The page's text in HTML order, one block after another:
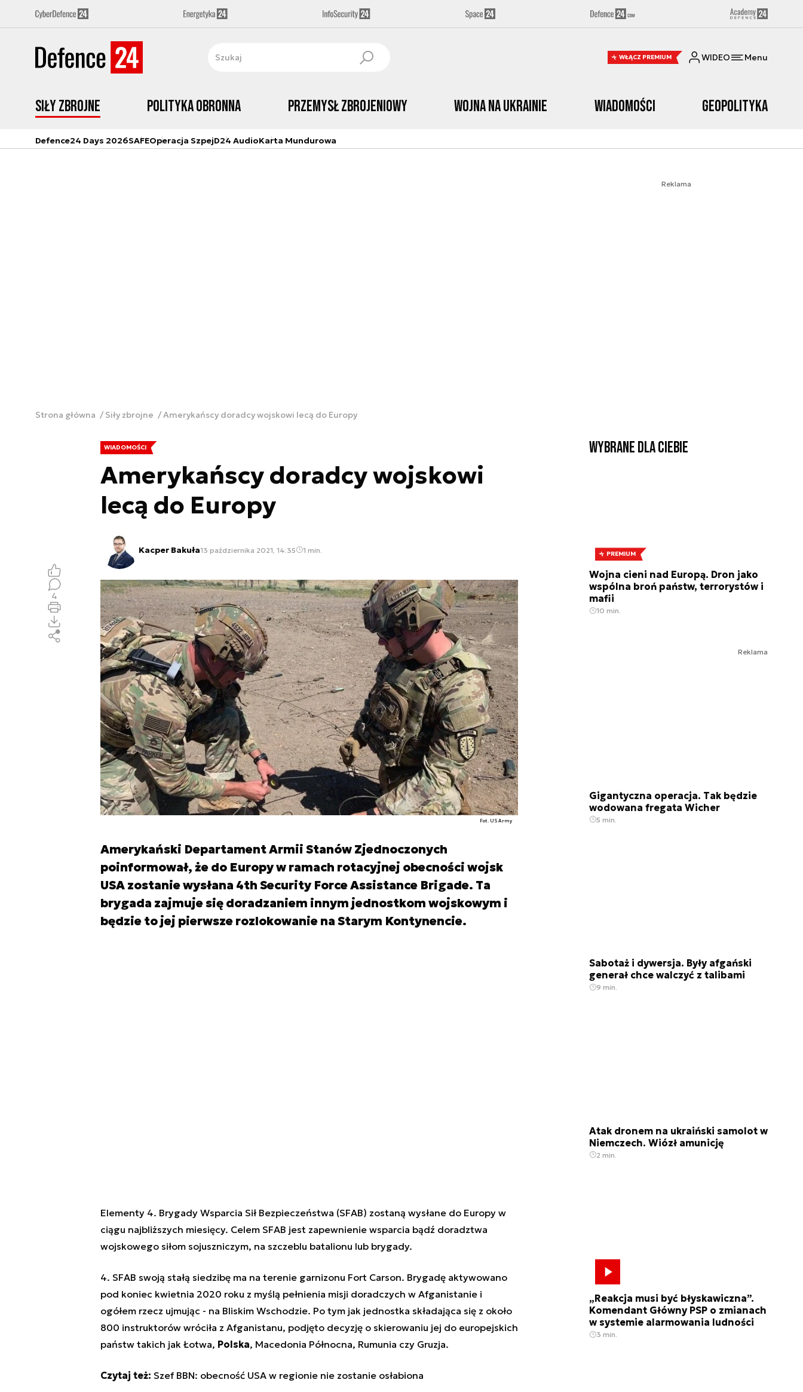
WŁĄCZ PREMIUM WIDEO Menu
Siły zbrojne Polityka obronna Przemysł Zbrojeniowy Wojna na Ukrainie Wiadomości Geopolityka
Defence24 Days 2026SAFEOperacja SzpejD24 AudioKarta Mundurowa
Reklama
Strona główna Siły zbrojne Amerykańscy doradcy wojskowi lecą do Europy
WIADOMOŚCI
Amerykańscy doradcy wojskowi
lecą do Europy
Kacper Bakuła13 października 2021, 14:35 1 min.
Fot. US Army
Amerykański Departament Armii Stanów Zjednoczonych
poinformował, że do Europy w ramach rotacyjnej obecności wojsk
USA zostanie wysłana 4th Security Force Assistance Brigade. Ta
brygada zajmuje się doradzaniem innym jednostkom wojskowym i
będzie to jej pierwsze rozlokowanie na Starym Kontynencie.
4
Elementy 4. Brygady Wsparcia Sił Bezpieczeństwa (SFAB) zostaną wysłane do Europy w
ciągu najbliższych miesięcy. Celem SFAB jest zapewnienie wsparcia bądź doradztwa
wojskowego siłom sojuszniczym, na szczeblu batalionu lub brygady.
4. SFAB swoją stałą siedzibę ma na terenie garnizonu Fort Carson. Brygadę aktywowano
pod koniec kwietnia 2020 roku z myślą pełnienia misji doradczych w Afganistanie i
ogółem rzecz ujmując - na Bliskim Wschodzie. Po tym jak jednostka składająca się z około
800 instruktorów wróciła z Afganistanu, podjęto decyzję o skierowaniu jej do europejskich
państw takich jak Łotwa, Polska, Macedonia Północna, Rumunia czy Gruzja.
Czytaj też: Szef BBN: obecność USA w regionie nie zostanie osłabiona
Wybrane dla Ciebie
PREMIUM
Wojna cieni nad Europą. Dron jako
wspólna broń państw, terrorystów i
mafii
10 min.
Reklama
Gigantyczna operacja. Tak będzie
wodowana fregata Wicher
5 min.
Sabotaż i dywersja. Były afgański
generał chce walczyć z talibami
9 min.
Atak dronem na ukraiński samolot w
Niemczech. Wiózł amunicję
2 min.
„Reakcja musi być błyskawiczna”.
Komendant Główny PSP o zmianach
w systemie alarmowania ludności
3 min.